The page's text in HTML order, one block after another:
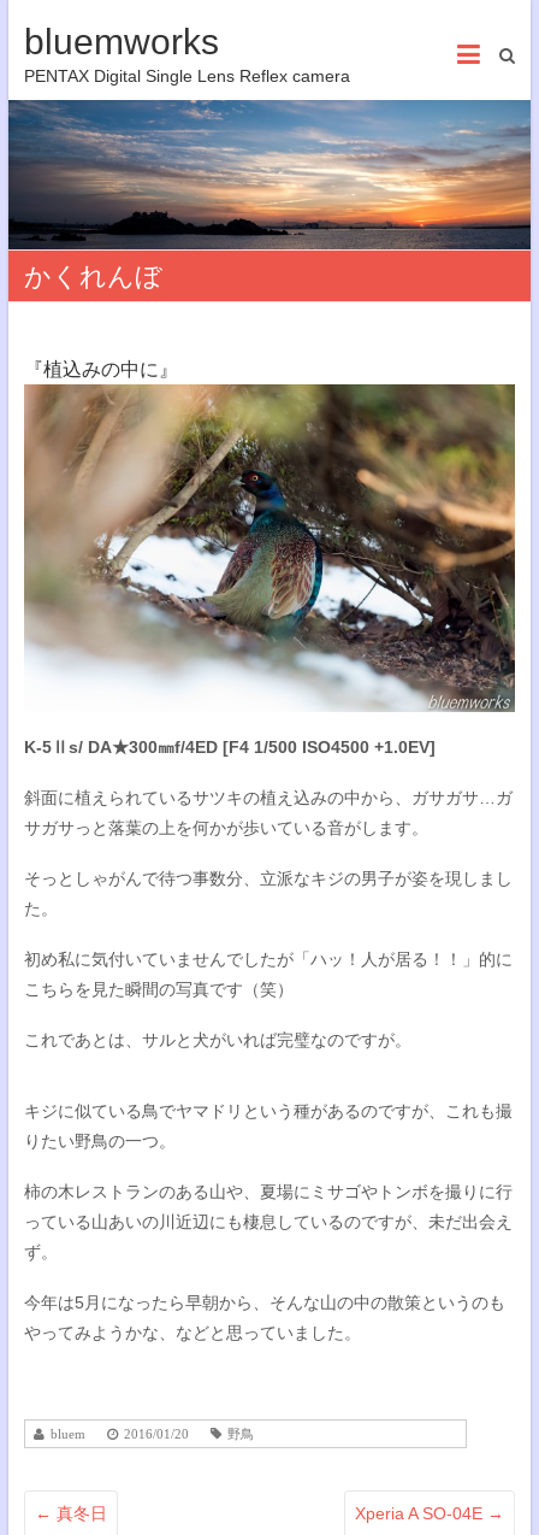
bluemworks
PENTAX Digital Single Lens Reflex camera
かくれんぼ
『植込みの中に』
K-5Ⅱs/ DA★300㎜f/4ED [F4 1/500 ISO4500 +1.0EV]
斜面に植えられているサツキの植え込みの中から、ガサガサ…ガ
サガサっと落葉の上を何かが歩いている音がします。
そっとしゃがんで待つ事数分、立派なキジの男子が姿を現しまし
た。
初め私に気付いていませんでしたが「ハッ！人が居る！！」的に
こちらを見た瞬間の写真です（笑）
これであとは、サルと犬がいれば完璧なのですが。
キジに似ている鳥でヤマドリという種があるのですが、これも撮
りたい野鳥の一つ。
柿の木レストランのある山や、夏場にミサゴやトンボを撮りに行
っている山あいの川近辺にも棲息しているのですが、未だ出会え
ず。
今年は5月になったら早朝から、そんな山の中の散策というのも
やってみようかな、などと思っていました。
bluem 2016/01/20 野鳥
← 真冬日 Xperia A SO-04E →